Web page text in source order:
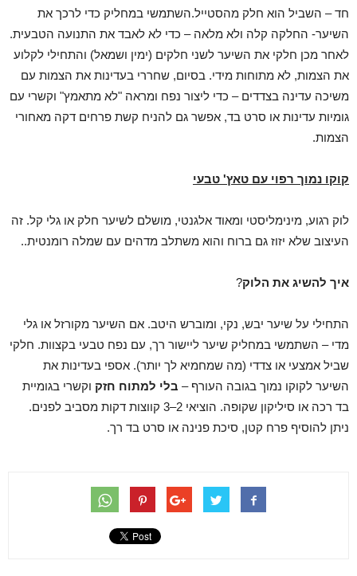
חד – השביל הוא חלק מהסטייל.השתמשי במחליק כדי לרכך את
השיער- החלקה קלה ולא מלאה – כדי לא לאבד את התנועה הטבעית.
לאחר מכן חלקי את השיער לשני חלקים (ימין ושמאל) והתחילי לקלוע
את הצמות, לא מתוחות מידי. בסיום, שחררי בעדינות את הצמות עם
משיכה עדינה בצדדים – כדי ליצור נפח ומראה "לא מתאמץ" וקשרי עם
גומיות עדינות או סרט בד, אפשר גם להניח קשת פרחים דקה מאחורי
הצמות.
קוקו נמוך רפוי עם טאץ' טבעי
לוק רגוע, מינימליסטי ומאוד אלגנטי, מושלם לשיער חלק או גלי קל. זה
העיצוב שלא יזוז גם ברוח והוא משתלב מדהים עם שמלה רומנטית..
איך להשיג את הלוק?
התחילי על שיער יבש, נקי, ומוברש היטב. אם השיער מקורזל או גלי
מדי – השתמשי במחליק שיער ליישור רך, עם נפח טבעי בקצוות. חלקי
שביל אמצעי או צדדי (מה שמחמיא לך יותר). אספי בעדינות את
השיער לקוקו נמוך בגובה העורף – בלי למתוח חזק וקשרי בגומיית
בד רכה או סיליקון שקופה. הוציאי 2–3 קווצות דקות מסביב לפנים.
ניתן להוסיף פרח קטן, סיכת פנינה או סרט בד רך.